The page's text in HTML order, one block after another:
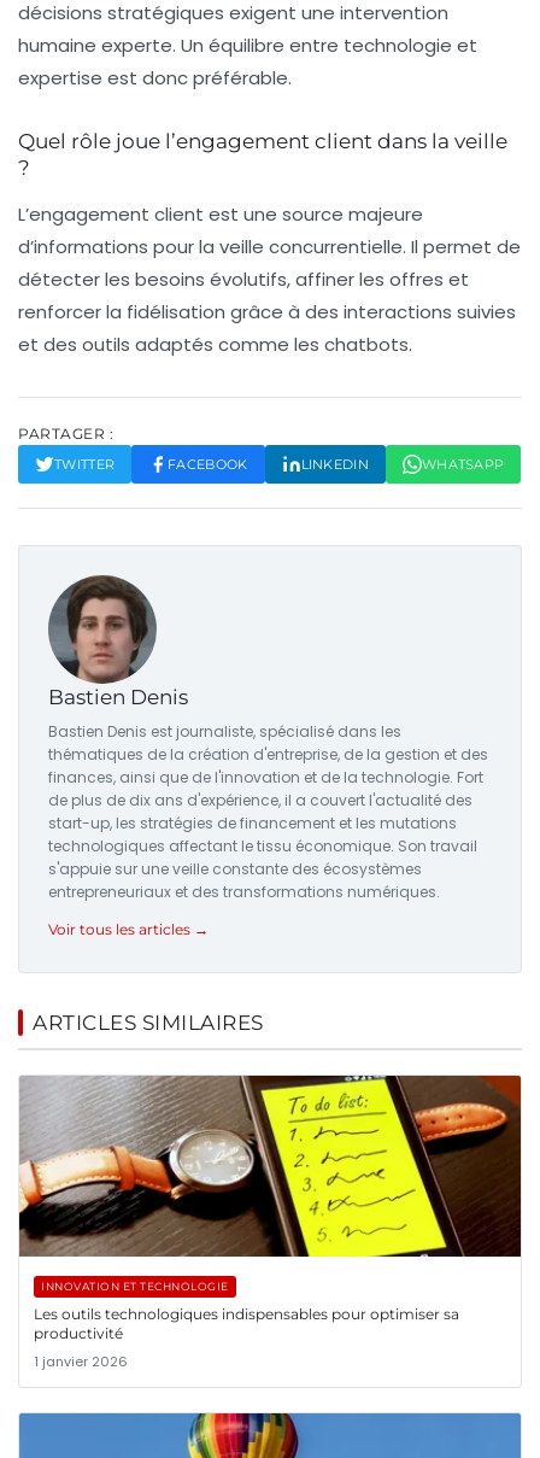
décisions stratégiques exigent une intervention
humaine experte. Un équilibre entre technologie et
expertise est donc préférable.
Quel rôle joue l’engagement client dans la veille
?
L’engagement client est une source majeure
d’informations pour la veille concurrentielle. Il permet de
détecter les besoins évolutifs, affiner les offres et
renforcer la fidélisation grâce à des interactions suivies
et des outils adaptés comme les chatbots.
PARTAGER :
TWITTER FACEBOOK LINKEDIN WHATSAPP
Bastien Denis
Bastien Denis est journaliste, spécialisé dans les
thématiques de la création d'entreprise, de la gestion et des
finances, ainsi que de l'innovation et de la technologie. Fort
de plus de dix ans d'expérience, il a couvert l'actualité des
start-up, les stratégies de financement et les mutations
technologiques affectant le tissu économique. Son travail
s'appuie sur une veille constante des écosystèmes
entrepreneuriaux et des transformations numériques.
Voir tous les articles →
ARTICLES SIMILAIRES
INNOVATION ET TECHNOLOGIE
Les outils technologiques indispensables pour optimiser sa
productivité
1 janvier 2026